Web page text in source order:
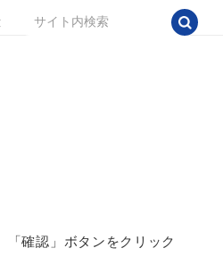
確認」ボタンをクリック